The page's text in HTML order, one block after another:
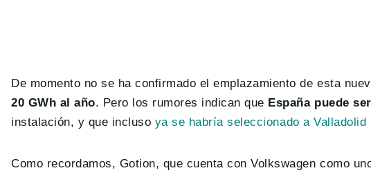
De momento no se ha confirmado el emplazamiento de esta
20 GWh al año. Pero los rumores indican que España puede
instalación, y que incluso ya se habría seleccionado a Valladolid
Como recordamos, Gotion, que cuenta con Volkswagen como